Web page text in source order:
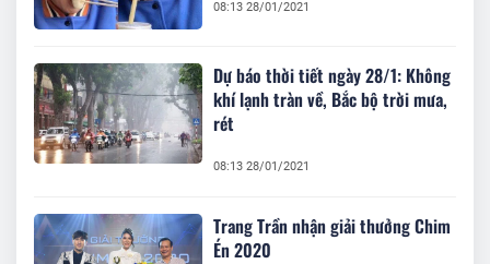
08:13 28/01/2021
Dự báo thời tiết ngày 28/1: Không
khí lạnh tràn về, Bắc bộ trời mưa,
rét
08:13 28/01/2021
Trang Trần nhận giải thưởng Chim
Én 2020